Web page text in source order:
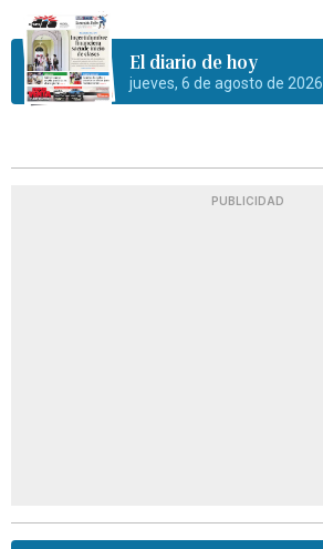
El diario de hoy
jueves, 6 de agosto de 2026
PUBLICIDAD